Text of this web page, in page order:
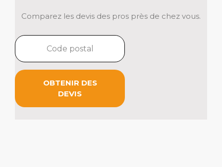
Comparez les devis des pros près de chez vous.
OBTENIR DES
DEVIS